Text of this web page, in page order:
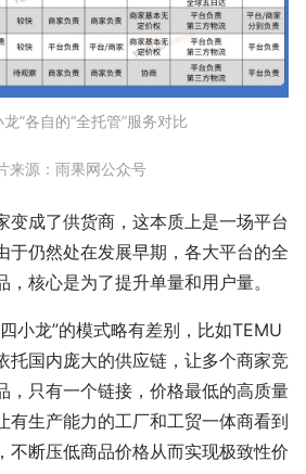
”各自的“全托管”服务对比
来源：雨果网公众号
变成了供货商，这本质上是一场平台
于仍然处在发展早期，各大平台的全
核心是为了提升单量和用户量。
小龙”的模式略有差别，比如TEMU
托国内庞大的供应链，让多个商家竞
，只有一个链接，价格最低的高质量
有生产能力的工厂和工贸一体商看到
不断压低商品价格从而实现极致性价